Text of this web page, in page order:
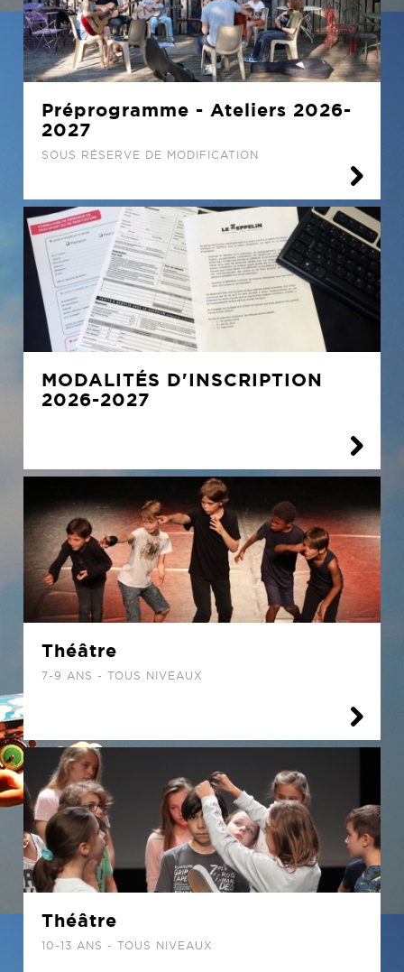
Préprogramme - Ateliers 2026-
2027
SOUS RÉSERVE DE MODIFICATION
MODALITÉS D'INSCRIPTION
2026-2027
Théâtre
7-9 ANS - TOUS NIVEAUX
Théâtre
10-13 ANS - TOUS NIVEAUX